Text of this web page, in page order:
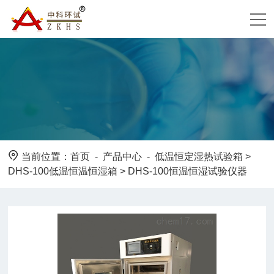
当前位置：首页 - 产品中心 -低温恒定湿热试验箱 >
DHS-100低温恒温恒湿箱 > DHS-100恒温恒湿试验仪器